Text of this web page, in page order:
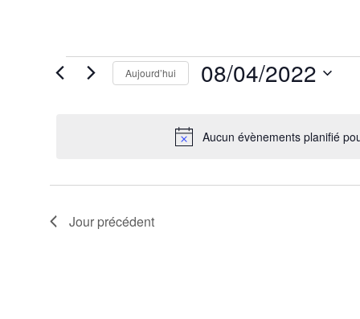
Évènements
for
Aucun évènements planifié
Aujourd’hui 08/04/2022
Jour précédent